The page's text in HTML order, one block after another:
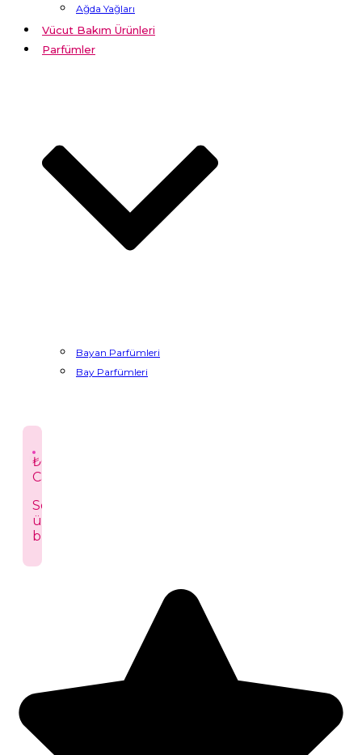
Ağda Yağları
Vücut Bakım Ürünleri
Parfümler
Bayan Parfümleri
Bay Parfümleri
₺0,00
Cart
Sepetinizde
ürün
bulunmuyor.